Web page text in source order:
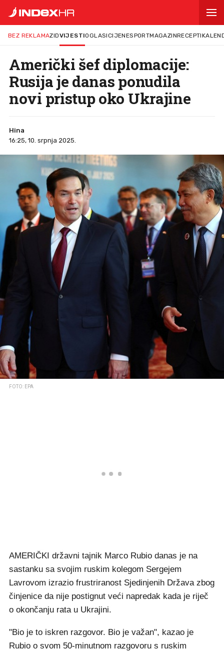
BEZ REKLAMAZIDVIJESTIOGLASICIJENESPORTMAGAZINRECEPTI
Američki šef diplomacije:
Rusija je danas ponudila
novi pristup oko Ukrajine
Hina
16:25, 10. srpnja 2025.
FOTO: EPA
AMERIČKI državni tajnik Marco Rubio danas je na
sastanku sa svojim ruskim kolegom Sergejem
Lavrovom izrazio frustriranost Sjedinjenih Država zbog
činjenice da nije postignut veći napredak kada je riječ
o okončanju rata u Ukrajini.
"Bio je to iskren razgovor. Bio je važan", kazao je
Rubio o svom 50-minutnom razgovoru s ruskim